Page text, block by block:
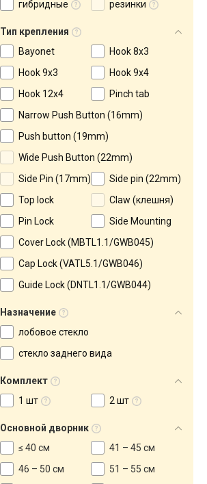
гибридные
резинки
Тип крепления
Bayonet
Hook 8x3
Hook 9x3
Hook 9х4
Hook 12x4
Pinch tab
Narrow Push Button (16mm)
Push button (19mm)
Wide Push Button (22mm)
Side Pin (17mm)
Side pin (22mm)
Top lock
Claw (клешня)
Pin Lock
Side Mounting
Сover Lock (MBTL1.1/GWB045)
Cap Lock (VATL5.1/GWB046)
Guide Lock (DNTL1.1/GWB044)
Назначение
лобовое стекло
стекло заднего вида
Комплект
1 шт
2 шт
Основной дворник
≤ 40 см
41 – 45 см
46 – 50 см
51 – 55 см